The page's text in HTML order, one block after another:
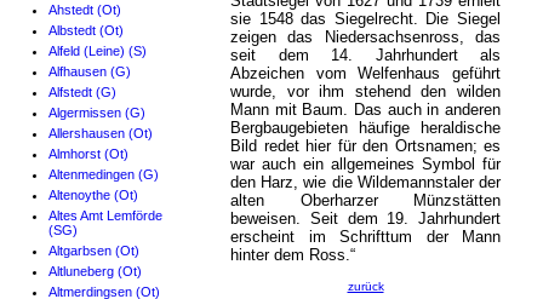
Ahstedt (Ot)
Albstedt (Ot)
Alfeld (Leine) (S)
Alfhausen (G)
Alfstedt (G)
Algermissen (G)
Allershausen (Ot)
Almhorst (Ot)
Altenmedingen (G)
Altenoythe (Ot)
Altes Amt Lemförde
(SG)
Altgarbsen (Ot)
Altluneberg (Ot)
Altmerdingsen (Ot)
sie 1548 das Siegelrecht. Die Siegel
zeigen das Niedersachsenross, das
seit dem 14. Jahrhundert als
Abzeichen vom Welfenhaus geführt
wurde, vor ihm stehend den wilden
Mann mit Baum. Das auch in anderen
Bergbaugebieten häufige heraldische
Bild redet hier für den Ortsnamen; es
war auch ein allgemeines Symbol für
den Harz, wie die Wildemannstaler der
alten Oberharzer Münzstätten
beweisen. Seit dem 19. Jahrhundert
erscheint im Schrifttum der Mann
hinter dem Ross.“
zurück